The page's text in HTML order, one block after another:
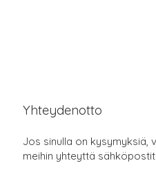
Yhteydenotto
Jos sinulla on kysymyksiä,
meihin yhteyttä